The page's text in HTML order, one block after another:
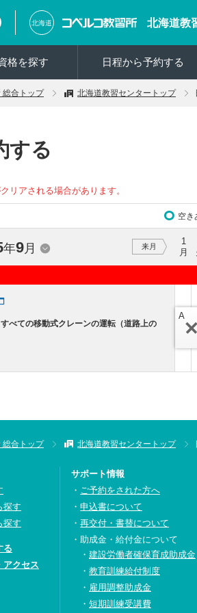
北海道 北海道教
格を探す 日程から予約する
総合トップ 北海道教習センタートップ
する
リアされる場合があります。
空き
年9月 来月
1
月
べての移動式クレーンの運転（道路上の
A
総合トップ 北海道教習センタートップ
探す
探す
る
アクセス
サポート情報
ご予約をされた方へ
申込書について
再交付・書替について
助成金・給付金について
建設労働者確保育成助成金
教育訓練給付制度
雇用調整助成金
短期訓練受講費